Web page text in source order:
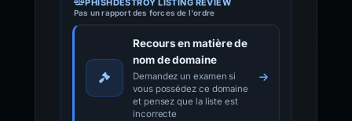
PHISHDESTROY LISTING REVIEW
Pas un rapport des forces de l'ordre
Recours en matière de
nom de domaine
Demandez un examen si
vous possédez ce domaine
et pensez que la liste est
incorrecte